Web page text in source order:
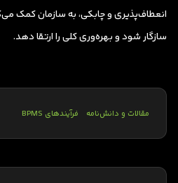
انعطاف‌پذیری و چابکی، به سازمان کمک
سازگار شود و بهره‌وری کلی را ارتقا دهد.
مقالات و دانش‌نامه فرآیندهای BPMS